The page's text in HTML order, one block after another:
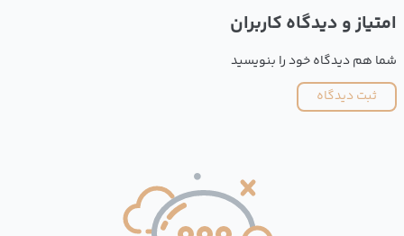
امتیاز و دیدگاه کاربران
شما هم دیدگاه خود را بنویسید
ثبت دیدگاه